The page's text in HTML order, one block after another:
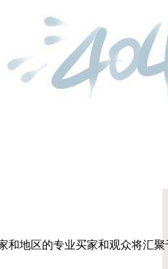
和地区的专业买家和观众将汇